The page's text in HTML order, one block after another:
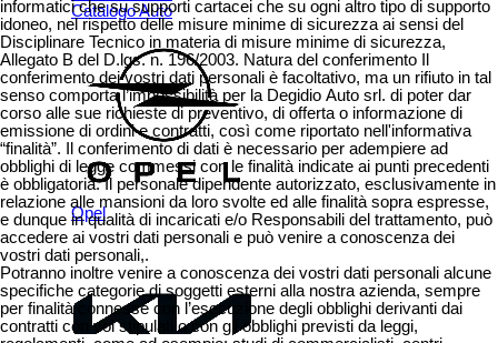
Catalogo Auto
Opel
informatici che su supporti cartacei che su ogni altro tipo di supporto
idoneo, nel rispetto delle misure minime di sicurezza ai sensi del
Disciplinare Tecnico in materia di misure minime di sicurezza,
Allegato B del D.lgs. n. 196/2003. Natura del conferimento Il
conferimento dei vostri dati personali è facoltativo, ma un rifiuto in tal
senso comporta l’impossibilità per la Degidio Auto srl. di poter dar
corso alle sue richieste di preventivo, di offerta o informazione di
emissione di ordini e contratti, così come riportato nell'informativa
“finalità”. Il conferimento di dati è necessario per adempiere ad
obblighi di legge commessi con le finalità indicate ai punti precedenti
è obbligatoria. Il personale dipendente autorizzato, esclusivamente in
relazione alle mansioni da loro svolte ed alle finalità sopra espresse,
e dunque in qualità di incaricati e/o Responsabili del trattamento, può
accedere ai vostri dati personali e può venire a conoscenza dei
vostri dati personali,.
Potranno inoltre venire a conoscenza dei vostri dati personali alcune
specifiche categorie di soggetti esterni alla nostra azienda, sempre
per finalità connesse con l’esecuzione degli obblighi derivanti dai
contratti con voi stipulati o con gli obblighi previsti da leggi,